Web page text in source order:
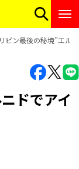
ピン最後の秘境”エル
ドでアイ